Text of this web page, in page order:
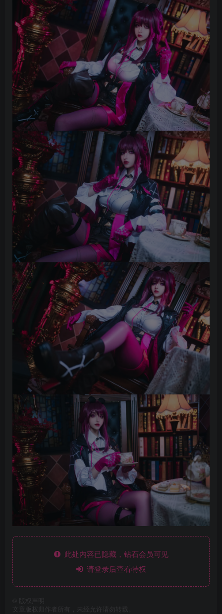
此处内容已隐藏，钻石会员可见
请登录后查看特权
版权声明
文章版权归作者所有，未经允许请勿转载。